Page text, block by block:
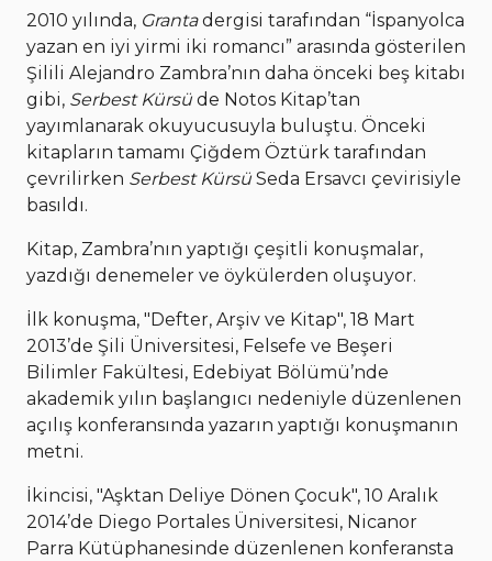
2010 yılında, Grantadergisi tarafından “İspanyolca
yazan en iyi yirmi iki romancı” arasında gösterilen
Şilili Alejandro Zambra’nın daha önceki beş kitabı
gibi, Serbest Kürsü de Notos Kitap’tan
yayımlanarak okuyucusuyla buluştu. Önceki
kitapların tamamı Çiğdem Öztürk tarafından
çevrilirken Serbest Kürsü Seda Ersavcı çevirisiyle
basıldı.
Kitap, Zambra’nın yaptığı çeşitli konuşmalar,
yazdığı denemeler ve öykülerden oluşuyor.
İlk konuşma, "Defter, Arşiv ve Kitap", 18 Mart
2013’de Şili Üniversitesi, Felsefe ve Beşeri
Bilimler Fakültesi, Edebiyat Bölümü’nde
akademik yılın başlangıcı nedeniyle düzenlenen
açılış konferansında yazarın yaptığı konuşmanın
metni.
İkincisi, "Aşktan Deliye Dönen Çocuk", 10 Aralık
2014’de Diego Portales Üniversitesi, Nicanor
Parra Kütüphanesinde düzenlenen konferansta